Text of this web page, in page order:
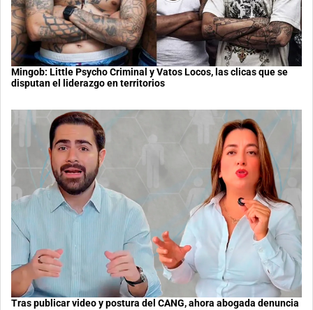
Mingob: Little Psycho Criminal y Vatos Locos, las clicas que se
disputan el liderazgo en territorios
Tras publicar video y postura del CANG, ahora abogada denuncia